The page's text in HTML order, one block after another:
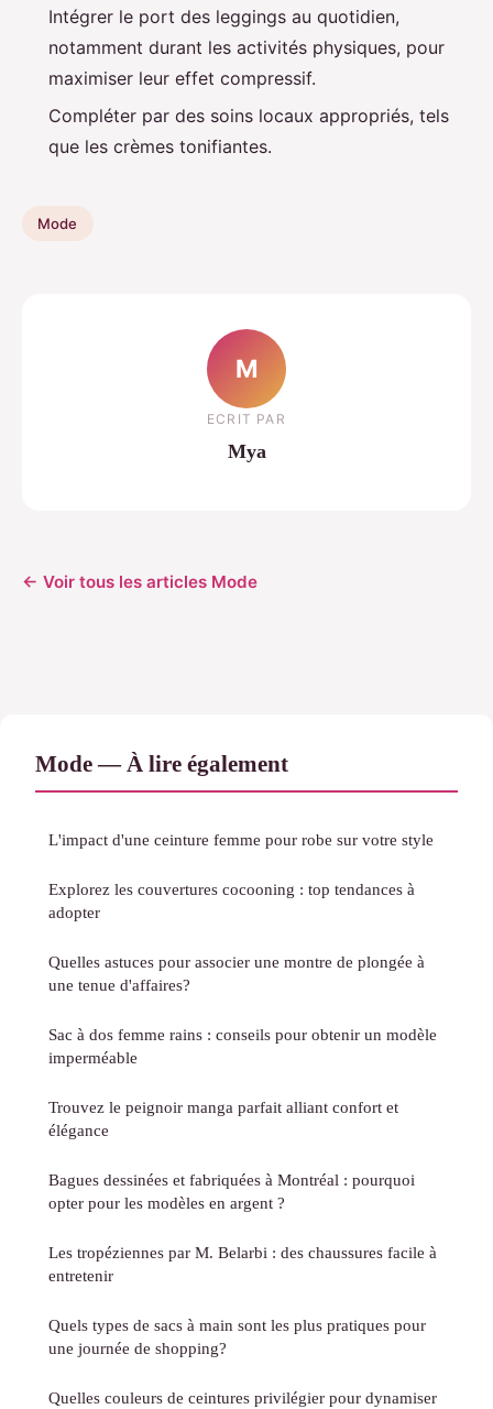
Intégrer le port des leggings au quotidien,
notamment durant les activités physiques, pour
maximiser leur effet compressif.
Compléter par des soins locaux appropriés, tels
que les crèmes tonifiantes.
Mode
M
ECRIT PAR
Mya
← Voir tous les articles Mode
Mode — À lire également
L'impact d'une ceinture femme pour robe sur votre style
Explorez les couvertures cocooning : top tendances à
adopter
Quelles astuces pour associer une montre de plongée à
une tenue d'affaires?
Sac à dos femme rains : conseils pour obtenir un modèle
imperméable
Trouvez le peignoir manga parfait alliant confort et
élégance
Bagues dessinées et fabriquées à Montréal : pourquoi
opter pour les modèles en argent ?
Les tropéziennes par M. Belarbi : des chaussures facile à
entretenir
Quels types de sacs à main sont les plus pratiques pour
une journée de shopping?
Quelles couleurs de ceintures privilégier pour dynamiser